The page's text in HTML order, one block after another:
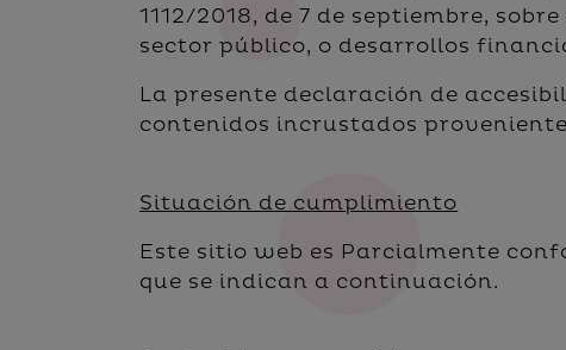
1112/2018, de 7 de septiembre,
sector público, o desarrollos
La presente declaración de
contenidos incrustados
Situación de cumplimiento
Este sitio web es Parcialmente
que se indican a continuación.